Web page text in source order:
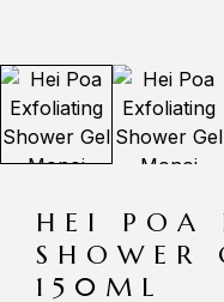
HEI POA
SHOWER
150ML